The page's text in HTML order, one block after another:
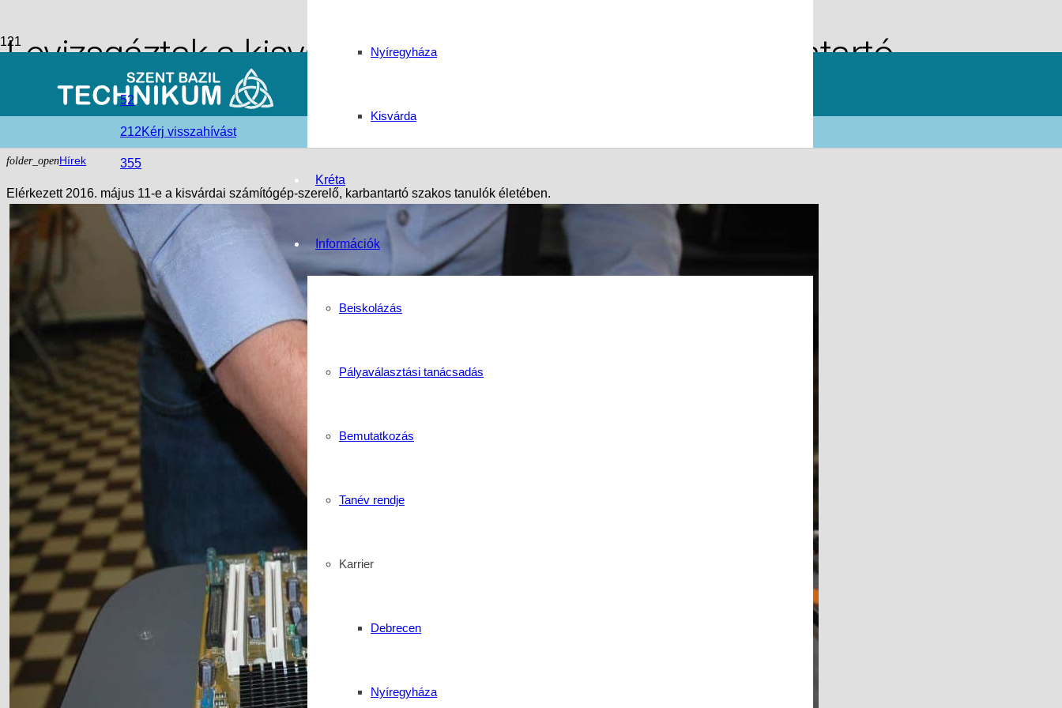
Nyíregyháza
Kisvárda
Kréta
Információk
Beiskolázás
Pályaválasztási tanácsadás
Bemutatkozás
Tanév rendje
Karrier
Debrecen
Nyíregyháza
52
212
355
Kérj visszahívást
Levizsgáztak a kisvárdai számítógép-szerelő, karbantartó
szakos tanulók
folder_openHírek
Elérkezett 2016. május 11-e a kisvárdai számítógép-szerelő, karbantartó szakos tanulók életében.